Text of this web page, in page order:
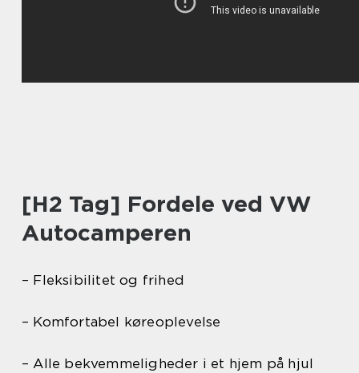
[H2 Tag] Fordele ved VW
Autocamperen
– Fleksibilitet og frihed
– Komfortabel køreoplevelse
– Alle bekvemmeligheder i et hjem på hjul